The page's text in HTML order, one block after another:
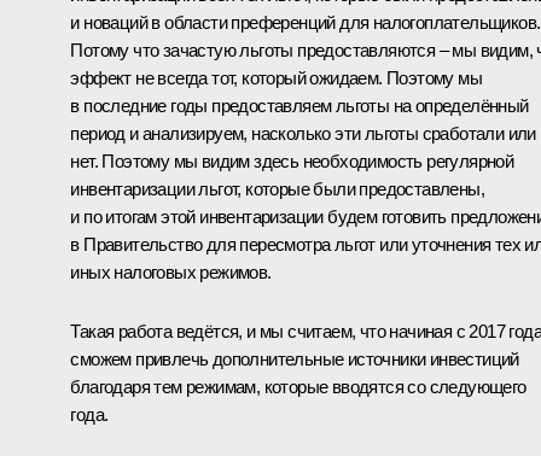
и новаций в области преференций для налогоплательщиков.
Потому что зачастую льготы предоставляются – мы видим,
эффект не всегда тот, который ожидаем. Поэтому мы
в последние годы предоставляем льготы на определённый
период и анализируем, насколько эти льготы сработали или
нет. Поэтому мы видим здесь необходимость регулярной
инвентаризации льгот, которые были предоставлены,
и по итогам этой инвентаризации будем готовить
в Правительство для пересмотра льгот или уточнения тех
иных налоговых режимов.
Такая работа ведётся, и мы считаем, что начиная с 2017 года
сможем привлечь дополнительные источники инвестиций
благодаря тем режимам, которые вводятся со следующего
года.